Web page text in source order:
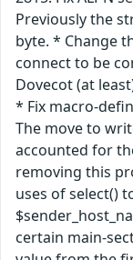
Previously the
byte. * Change
connect to be
Dovecot (at
* Fix macro-
The move to
accounted for
removing this
uses of select()
certain main-